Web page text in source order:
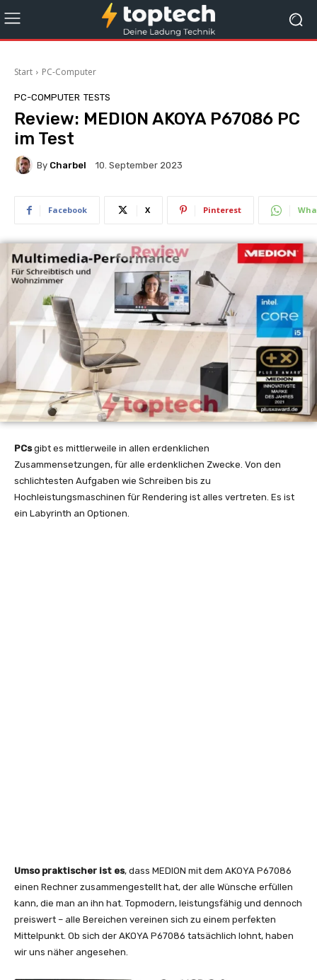
Start PC-Computer
PC-COMPUTER TESTS
Review: MEDION AKOYA P67086 PC
im Test
By Charbel 10. September 2023
Facebook X Pinterest
PCsgibt es mittlerweile in allen erdenklichen
Zusammensetzungen, für alle erdenklichen Zwecke. Von den
schlichtesten Aufgaben wie Schreiben bis zu
Hochleistungsmaschinen für Rendering ist alles vertreten. Es ist
ein Labyrinth an Optionen.
Umso praktischer ist es, dass MEDION mit dem AKOYA P67086
einen Rechner zusammengestellt hat, der alle Wünsche erfüllen
kann, die man an ihn hat. Topmodern, leistungsfähig und dennoch
preiswert – alle Bereichen vereinen sich zu einem perfekten
Mittelpunkt. Ob sich der AKOYA P67086 tatsächlich lohnt, haben
wir uns näher angesehen.